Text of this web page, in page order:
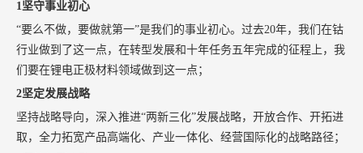
1坚守事业初心
“要么不做，要做就第一”是我们的事业初心。过去20年，我们在钴
行业做到了这一点，在转型发展和十年任务五年完成的征程上，我
们要在锂电正极材料领域做到这一点；
2坚定发展战略
坚持战略导向，深入推进“两新三化”发展战略，开放合作、开拓进
取，全力拓宽产品高端化、产业一体化、经营国际化的战略路径；